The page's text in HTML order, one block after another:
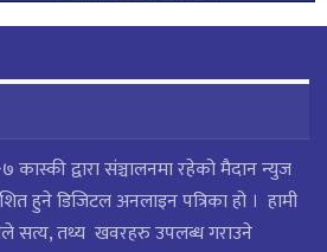
७ कास्की द्वारा संञ्चालनमा रहेको मैदान न्युज
हुने डिजिटल अनलाइन पत्रिका हो । हामी
सत्य, तथ्य खवरहरु उपलब्ध गराउने